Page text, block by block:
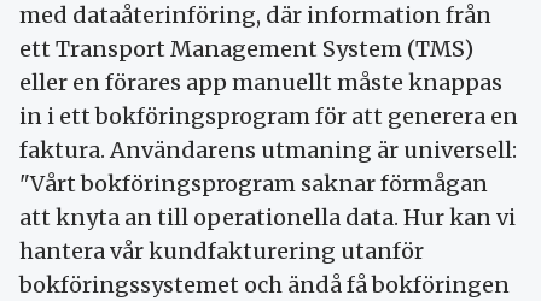
med dataåterinföring, där information från
ett Transport Management System (TMS)
eller en förares app manuellt måste knappas
in i ett bokföringsprogram för att generera en
faktura. Användarens utmaning är universell:
"Vårt bokföringsprogram saknar förmågan
att knyta an till operationella data. Hur kan vi
hantera vår kundfakturering utanför
bokföringssystemet och ändå få bokföringen